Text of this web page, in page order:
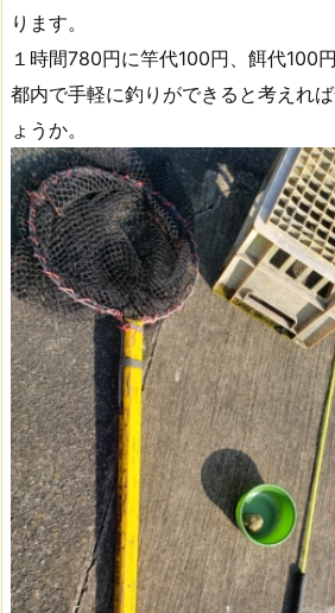
ります。
１時間780円に竿代100円、餌代100
都内で手軽に釣りができると考えれ
ょうか。